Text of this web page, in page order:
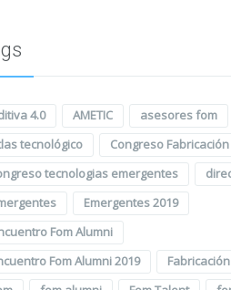
4.0 AMETIC
asesores fom
tecnológico
Congreso
tecnologias emergentes
Emergentes 2019
Fom Alumni
Fom Alumni 2019